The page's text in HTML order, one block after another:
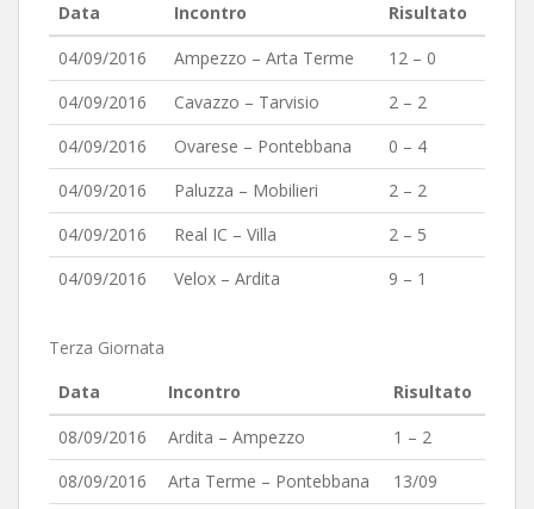
Data
Incontro
Risultato
04/09/2016
Ampezzo – Arta Terme
12 – 0
04/09/2016
Cavazzo – Tarvisio
2 – 2
04/09/2016
Ovarese – Pontebbana
0 – 4
04/09/2016
Paluzza – Mobilieri
2 – 2
04/09/2016
Real IC – Villa
2 – 5
04/09/2016
Velox – Ardita 9 – 1
Terza Giornata
Data
Incontro
Risultato
08/09/2016
Ardita – Ampezzo
1 – 2
08/09/2016
Arta Terme – Pontebbana
13/09